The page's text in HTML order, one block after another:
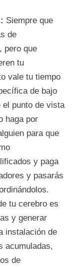
Siempre que
de
pero que
tu
vale tu tiempo
de bajo
el punto de vista
haga por
para que
y paga
y pasarás
tu cerebro es
y generar
instalación de
acumuladas,
de